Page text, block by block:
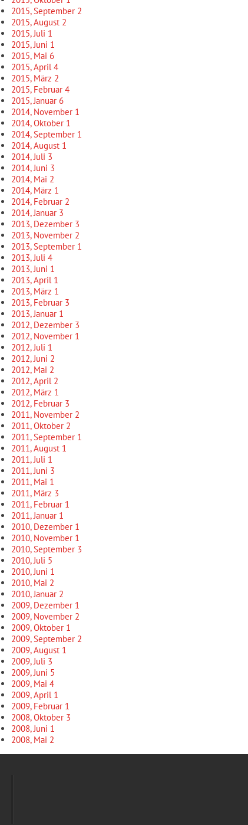
2015, September 2
2015, August 2
2015, Juli 1
2015, Juni 1
2015, Mai 6
2015, April4
2015, März 2
2015, Februar 4
2015, Januar 6
2014, November 1
2014, Oktober 1
2014, September 1
2014, August 1
2014, Juli 3
2014, Juni 3
2014, Mai 2
2014, März 1
2014, Februar 2
2014, Januar 3
2013, Dezember 3
2013, November 2
2013, September 1
2013, Juli 4
2013, Juni 1
2013, April 1
2013, März 1
2013, Februar 3
2013, Januar 1
2012, Dezember 3
2012, November 1
2012, Juli 1
2012, Juni 2
2012, Mai 2
2012, April 2
2012, März 1
2012, Februar 3
2011, November 2
2011, Oktober 2
2011, September 1
2011, August 1
2011, Juli 1
2011, Juni 3
2011, Mai 1
2011, März 3
2011, Februar 1
2011, Januar 1
2010, Dezember 1
2010, November 1
2010, September 3
2010, Juli 5
2010, Juni 1
2010, Mai 2
2010, Januar 2
2009, Dezember 1
2009, November 2
2009, Oktober 1
2009, September 2
2009, August 1
2009, Juli 3
2009, Juni 5
2009, Mai 4
2009, April 1
2009, Februar 1
2008, Oktober 3
2008, Juni 1
2008, Mai 2